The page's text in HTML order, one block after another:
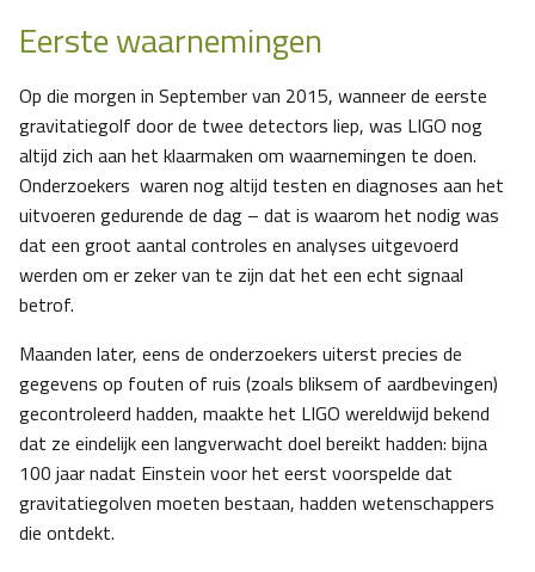
Eerste waarnemingen
Op die morgen in September van 2015, wanneer de eerste
gravitatiegolf door de twee detectors liep, was LIGO nog
altijd zich aan het klaarmaken om waarnemingen te doen.
Onderzoekers waren nog altijd testen en diagnoses aan het
uitvoeren gedurende de dag – dat is waarom het nodig was
dat een groot aantal controles en analyses uitgevoerd
werden om er zeker van te zijn dat het een echt signaal
betrof.
Maanden later, eens de onderzoekers uiterst precies de
gegevens op fouten of ruis (zoals bliksem of aardbevingen)
gecontroleerd hadden, maakte het LIGO wereldwijd bekend
dat ze eindelijk een langverwacht doel bereikt hadden: bijna
100 jaar nadat Einstein voor het eerst voorspelde dat
gravitatiegolven moeten bestaan, hadden wetenschappers
die ontdekt.